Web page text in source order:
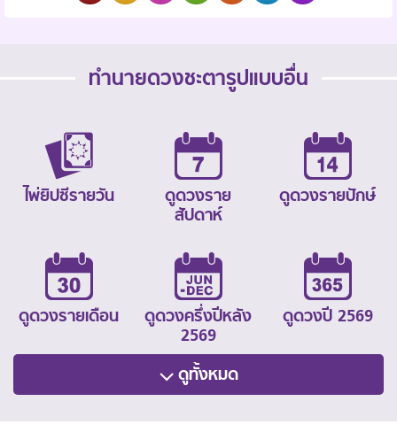
ทำนายดวงชะตารูปแบบอื่น
ไพ่ยิปซีรายวัน
ดูดวงราย
สัปดาห์
ดูดวงรายปักษ์
ดูดวงรายเดือน
ดูดวงครึ่งปีหลัง
2569
ดูดวงปี 2569
ดูทั้งหมด